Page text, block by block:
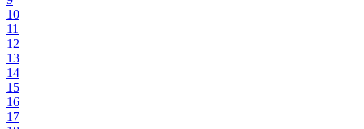
10
11
12
13
14
15
16
17